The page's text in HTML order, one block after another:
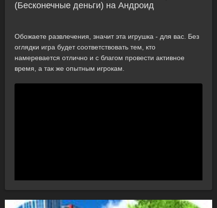
(Бесконечные деньги) на Андроид
Обожаете развлечения, значит эта игрушка - для вас. Без
оглядки игра будет соответствовать тем, кто
намеревается отлично и с благом провести активное
время, а так же опытным игрокам.